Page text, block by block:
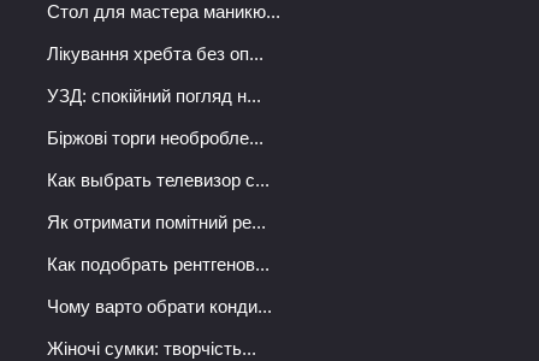
Стол для мастера маникю...
Лікування хребта без оп...
УЗД: спокійний погляд н...
Біржові торги необробле...
Как выбрать телевизор с...
Як отримати помітний ре...
Как подобрать рентгенов...
Чому варто обрати конди...
Жіночі сумки: творчість...